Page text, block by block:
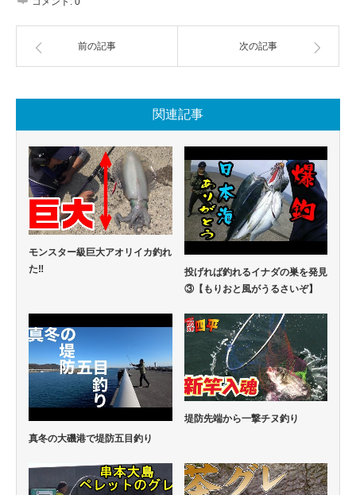
前の記事 次の記事
関連記事
モンスター級巨大アオリイカ釣れ
た‼
投げれば釣れるイナダの巣を発見
③【もりおと風がうるさいぞ】
真冬の大磯港で堤防五目釣り
堤防先端から一撃チヌ釣り